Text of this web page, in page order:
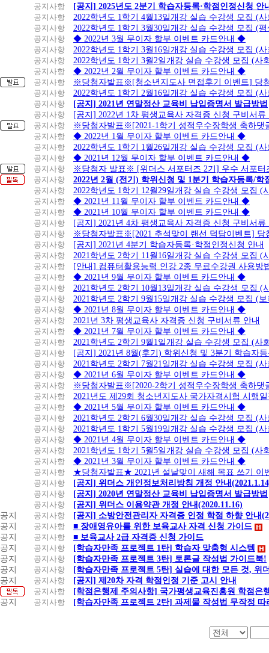
공지사항
[공지] 2025년도 2분기 학습자등록·학점인정신청 안
공지사항
2022학년도 1학기 4월13일개강 실습 수강생 모집 (
공지사항
2022학년도 1학기 3월30일개강 실습 수강생 모집 (
공지사항
◆ 2022년 3월 무이자 할부 이벤트 카드안내 ◆
공지사항
2022학년도 1학기 3월16일개강 실습 수강생 모집 (
공지사항
2022학년도 1학기 3월2일개강 실습 수강생 모집 (사
공지사항
◆ 2022년 2월 무이자 할부 이벤트 카드안내 ◆
공지사항
※당첨자발표※[청소년지도사 면접후기 이벤트] 당
공지사항
2022학년도 1학기 2월16일개강 실습 수강생 모집 (
공지사항
[공지] 2021년 연말정산 교육비 납입증명서 발급방법
공지사항
[공지] 2022년 1차 평생교육사 자격증 신청 구비서류
공지사항
※당첨자발표※[2021-1학기 성적우수장학생 축하댓
공지사항
◆ 2022년 1월 무이자 할부 이벤트 카드안내 ◆
공지사항
2022학년도 1학기 1월26일개강 실습 수강생 모집 (
공지사항
◆ 2021년 12월 무이자 할부 이벤트 카드안내 ◆
공지사항
※당첨자 발표※ [위더스 서포터즈 2기] 우수 서포터
공지사항
2022년 2월 (전기) 학위신청 및 1분기 학습자등록/학
공지사항
2022학년도 1학기 12월29일개강 실습 수강생 모집 (
공지사항
◆ 2021년 11월 무이자 할부 이벤트 카드안내 ◆
공지사항
◆ 2021년 10월 무이자 할부 이벤트 카드안내 ◆
공지사항
[공지] 2021년 4차 평생교육사 자격증 신청 구비서류
공지사항
※당첨자발표※[2021 추석맞이 랜선 덕담이벤트] 당
공지사항
[공지] 2021년 4분기 학습자등록·학점인정신청 안내
공지사항
2021학년도 2학기 11월16일개강 실습 수강생 모집 (
공지사항
[안내] 컴퓨터활용능력 인강 2종 무료수강권 사용방
공지사항
◆ 2021년 9월 무이자 할부 이벤트 카드안내 ◆
공지사항
2021학년도 2학기 10월13일개강 실습 수강생 모집 (
공지사항
2021학년도 2학기 9월15일개강 실습 수강생 모집 (
공지사항
◆ 2021년 8월 무이자 할부 이벤트 카드안내 ◆
공지사항
2021년 3차 평생교육사 자격증 신청 구비서류 안내
공지사항
◆ 2021년 7월 무이자 할부 이벤트 카드안내 ◆
공지사항
2021학년도 2학기 9월1일개강 실습 수강생 모집 (사
공지사항
[공지] 2021년 8월(후기) 학위신청 및 3분기 학습자
공지사항
2021학년도 2학기 7월21일개강 실습 수강생 모집 (
공지사항
◆ 2021년 6월 무이자 할부 이벤트 카드안내 ◆
공지사항
※당첨자발표※[2020-2학기 성적우수장학생 축하댓
공지사항
2021년도 제29회 청소년지도사 국가자격시험 시행
공지사항
◆ 2021년 5월 무이자 할부 이벤트 카드안내 ◆
공지사항
2021학년도 2학기 6월30일개강 실습 수강생 모집 (
공지사항
2021학년도 1학기 5월19일개강 실습 수강생 모집 (
공지사항
◆ 2021년 4월 무이자 할부 이벤트 카드안내 ◆
공지사항
2021학년도 1학기 5월5일개강 실습 수강생 모집 (사
공지사항
◆ 2021년 3월 무이자 할부 이벤트 카드안내 ◆
공지사항
★당첨자발표★ 2021년 설날맞이 새해 목표 쓰기 이
공지사항
[공지] 위더스 개인정보처리방침 개정 안내
공지사항
[공지] 2020년 연말정산 교육비 납입증명서 발급방법
공지사항
[공지] 위더스 이용약관 개정 안내(2020.11.16)
공지
공지사항
[공지] 소방안전관리자 자격증 인정 학점 하향 안내
공지
공지사항
■ 장애영유아를 위한 보육교사 자격 신청 가이드
공지
공지사항
■ 보육교사 2급 자격증 신청 가이드
공지
공지사항
[학습자만족 프로젝트 1탄] 학습자 맞춤형 시스템
공지
공지사항
[학습자만족 프로젝트 3탄] 토론글 작성법 가이드북!
공지
공지사항
[학습자만족 프로젝트 5탄] 실습에 대한 모든 것, 위
공지
공지사항
[공지] 제20차 자격 학점인정 기준 고시 안내
공지사항
[학점은행제 주의사항] 국가평생교육진흥원 학점은
공지
공지사항 [학습자만족 프로젝트 2탄] 과제물 작성법 무작정 따